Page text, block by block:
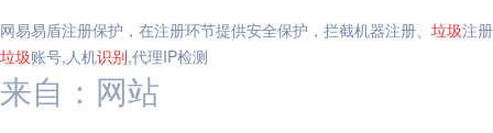
网易易盾注册保护，在注册环节提供安全保护，拦截机器注册、 垃圾注
垃圾账号,人机识别,代理IP检测
来自：网站